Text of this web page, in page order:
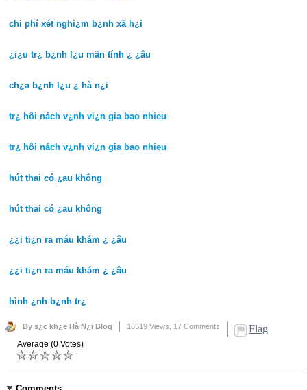
chi phí xét nghi¿m b¿nh xã h¿i
¿i¿u tr¿ b¿nh l¿u mãn tính ¿ ¿âu
ch¿a b¿nh l¿u ¿ hà n¿i
tr¿ hôi nách v¿nh vi¿n gia bao nhieu
tr¿ hôi nách v¿nh vi¿n gia bao nhieu
hút thai có ¿au không
hút thai có ¿au không
¿¿i ti¿n ra máu khám ¿ ¿âu
¿¿i ti¿n ra máu khám ¿ ¿âu
hình ¿nh b¿nh tr¿
By s¿c kh¿e Hà N¿i Blog 16519 Views, 17 Comments Flag
Average (0 Votes)